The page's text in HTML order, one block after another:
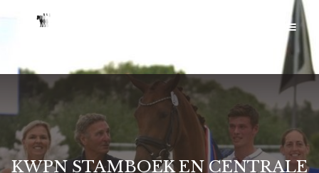
KWPN STAMBOEK EN CENTRALE